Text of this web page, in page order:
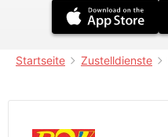
Startseite Zustelldienste